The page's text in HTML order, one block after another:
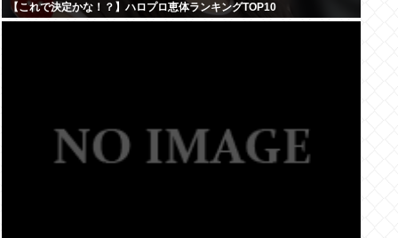
【これで決定かな！？】ハロプロ恵体ランキングTOP10